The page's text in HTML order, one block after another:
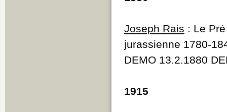
Joseph Rais : Le
jurassienne 1780-
DEMO 13.2.1880
1915